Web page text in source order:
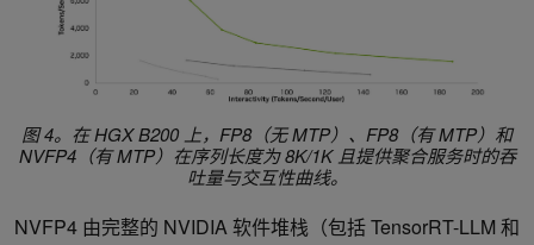
图 4。在 HGX B200 上，FP8（无 MTP）、FP8（有 MTP）和
NVFP4（有 MTP）在序列长度为 8K/1K 且提供聚合服务时的吞
吐量与交互性曲线。
NVFP4 由完整的 NVIDIA 软件堆栈（包括 TensorRT-LLM 和